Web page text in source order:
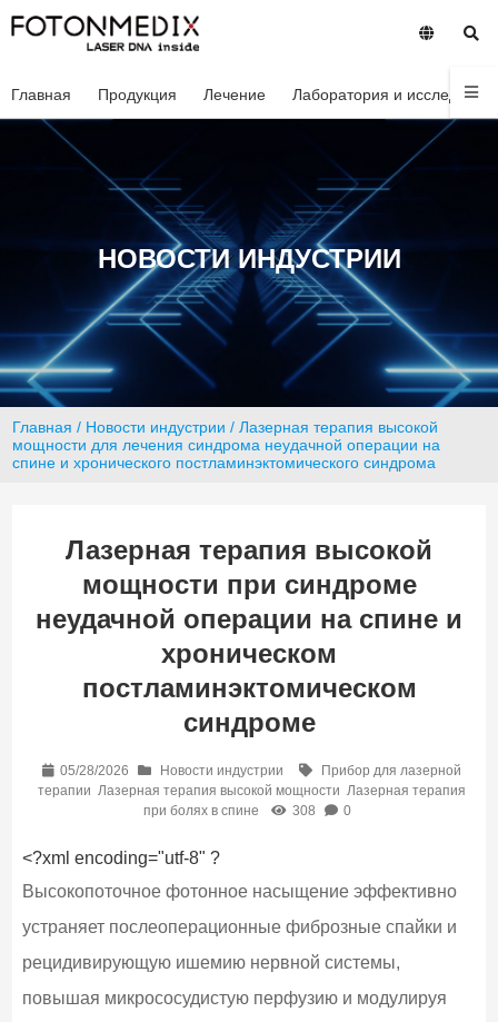
Главная Продукция Лечение Лаборатория и
НОВОСТИ ИНДУСТРИИ
Главная / Новости индустрии / Лазерная терапия высокой
мощности для лечения синдрома неудачной операции на
спине и хронического постламинэктомического синдрома
Лазерная терапия высокой
мощности при синдроме
неудачной операции на спине и
хроническом
постламинэктомическом
синдроме
05/28/2026 Новости индустрии
Прибор для лазерной
терапии Лазерная терапия высокой мощности Лазерная терапия
при болях в спине
308 0
<?xml encoding="utf-8" ?
Высокопоточное фотонное насыщение эффективно
устраняет послеоперационные фиброзные спайки и
рецидивирующую ишемию нервной системы,
повышая микрососудистую перфузию и модулируя